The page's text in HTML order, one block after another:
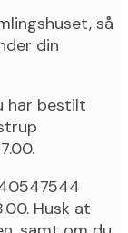
så
din
har bestilt
Husk at